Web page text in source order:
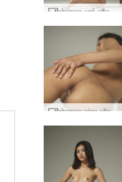
योलान्डा थाई सौंदर्य #42
योलान्डा सुंदर और नंगी #51